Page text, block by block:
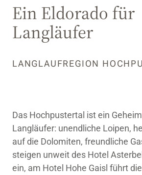
Ein Eldorado für
Langläufer
LANGLAUFREGION
Das Hochpustertal ist ein
Langläufer: unendliche Loipen,
auf die Dolomiten, freundliche
steigen unweit des Hotel
ein, am Hotel Hohe Gaisl führt